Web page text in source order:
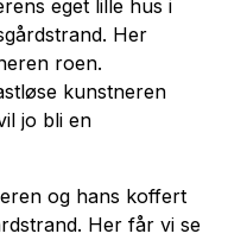
eget lille hus i
Her
roen.
kunstneren
jo bli en
og hans koffert
Her får vi se